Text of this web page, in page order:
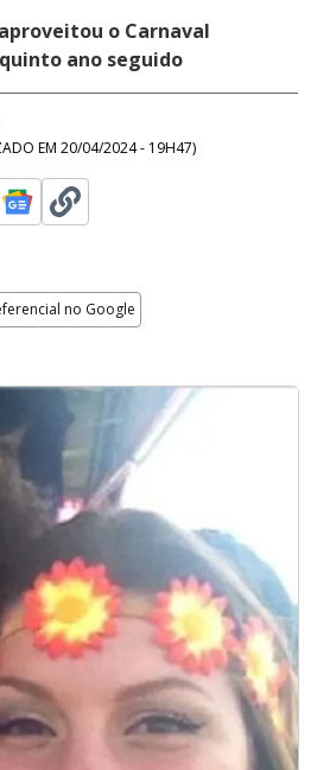
o Carnaval
ano seguido
EM 20/04/2024 - 19H47)
no Google